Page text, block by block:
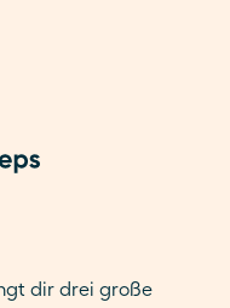
dir drei große